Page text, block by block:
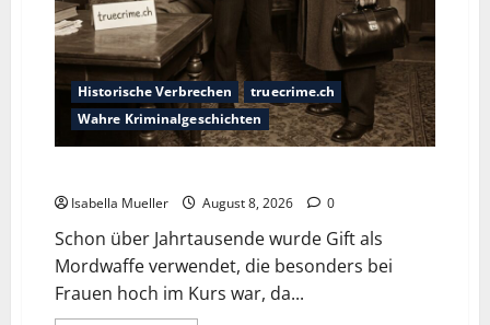
Historische Verbrechen
truecrime.ch
Wahre Kriminalgeschichten
Isabella Mueller August 8, 2026 0
Schon über Jahrtausende wurde Gift als
Mordwaffe verwendet, die besonders bei
Frauen hoch im Kurs war, da...